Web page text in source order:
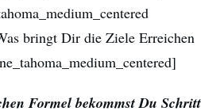
bringt Dir die Ziele Erreichen
Formel bekommst Du Schritt